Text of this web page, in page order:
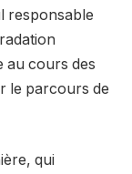
responsable
au cours des
le parcours de
qui